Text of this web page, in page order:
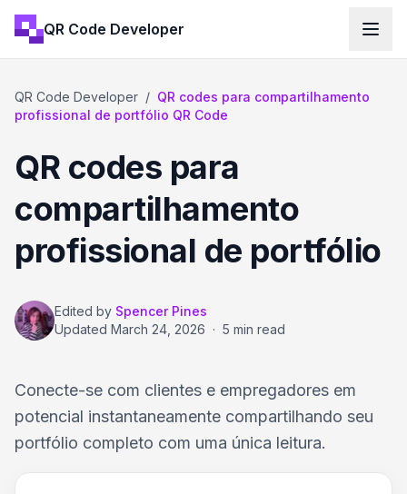
QR Code Developer
QR Code Developer / QR codes para compartilhamento
profissional de portfólio QR Code
QR codes para
compartilhamento
profissional de portfólio
Edited by Spencer Pines
Updated March 24, 2026 · 5 min read
Conecte-se com clientes e empregadores em
potencial instantaneamente compartilhando seu
portfólio completo com uma única leitura.